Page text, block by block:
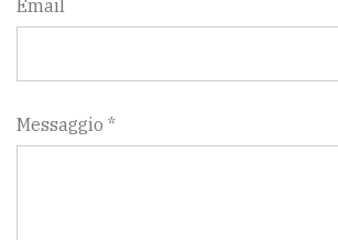
Email
Messaggio *